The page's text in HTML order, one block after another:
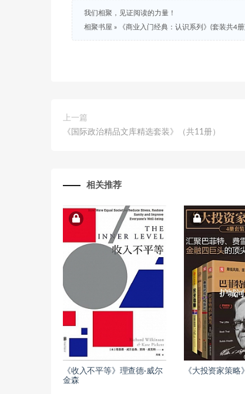
我们相聚，见证阅读的力量！
相聚书屋 » 《商业入门经典：认识系列》(套装共4册
上一篇
《国际政治精品文库精选套装》（共11册）
相关推荐
《收入不平等》理查德·威尔
金森
《大投资家策略